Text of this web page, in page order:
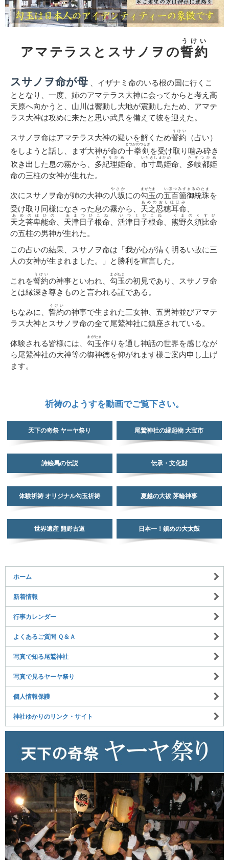
アマテラスとスサノヲの誓約
うけい
スサノヲ命が母 、イザナミ命のいる根の国に行くこ
ととなり、一度、姉のアマテラス大神に会ってからと考え高
天原へ向かうと、山川は響動し大地が震動したため、アマテ
ラス大神は攻めに来たと思い武具を備えて彼を迎えた。
スサノヲ命はアマテラス大神の疑いを解くため誓約
うけい
（占い）
をしようと話し、まず大神が命の十拳剣
とつかのつるぎ
を受け取り噛み砕き
吹き出した息の霧から、 多紀理姫
たきりひめ
命、 市寸島姫
いちきしまひめ
命、 多岐都姫
たぎつひめ
命の三柱の女神が生れた。
次にスサノヲ命が姉の大神の八坂
やさか
にの勾玉
まがたま
の五百箇御統珠
いほつみすまるのたま
を
受け取り同様になさった息の霧から、 天之忍穂耳命
あめのおしほほみ
天之菩卑能命
あめのほひの
天津日子根命
あまつひこね
活津日子根命
いつくひこね
熊野久須比命
くまのくすび
の五柱の男神が生れた。
この占いの結果、スサノヲ命は「我が心が清く明るい故に三
人の女神が生まれました。」と勝利を宣言した。
これを誓約
うけい
の神事といわれ、 勾玉
まがたま
の初見であり、スサノヲ命
とは縁深き尊きものと言われる証である。
ちなみに、 誓約
うけい
の神事で生まれた三女神、五男神並びアマテ
ラス大神とスサノヲ命の全て尾鷲神社に鎮座されている。
体験される皆様には、 勾玉
まがたま
作りを通し神話の世界を感じなが
ら尾鷲神社の大神等の御神徳を仰がれます様ご案内申し上げ
ます。
祈祷のようすを動画でご覧下さい。
天下の奇祭 ヤーヤ祭り 尾鷲神社の縁起物 大宝市
詩絵馬の伝説 伝承・文化財
体験祈祷 オリジナル勾玉祈祷 夏越の大祓 茅輪神事
世界遺産 熊野古道 日本一！鎮めの大太鼓
ホーム
新着情報
行事カレンダー
よくあるご質問 Ｑ＆Ａ
写真で知る尾鷲神社
写真で見るヤーヤ祭り
個人情報保護
神社ゆかりのリンク・サイト